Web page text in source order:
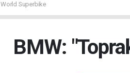
World Superbike
BMW: